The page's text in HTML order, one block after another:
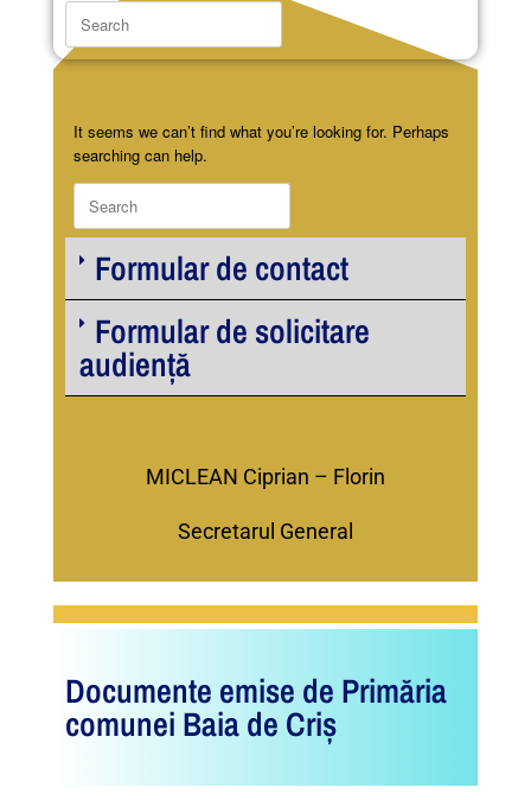
It seems we can’t find what you’re looking for. Perhaps
searching can help.
Formular de contact
Formular de solicitare
audiență
MICLEAN Ciprian – Florin
Secretarul General
Documente emise de Primăria
comunei Baia de Criș